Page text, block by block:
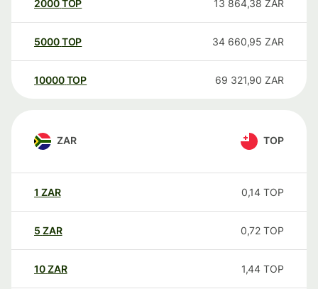
2000TOP 13 864,38 ZAR
5000TOP 34 660,95 ZAR
10000 TOP 69 321,90 ZAR
ZAR TOP
1 ZAR 0,14 TOP
5 ZAR 0,72 TOP
10ZAR 1,44 TOP